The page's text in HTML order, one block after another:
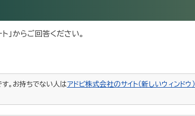
」からご回答ください。
。お持ちでない人はアドビ株式会社のサイト（新しいウィンドウ）